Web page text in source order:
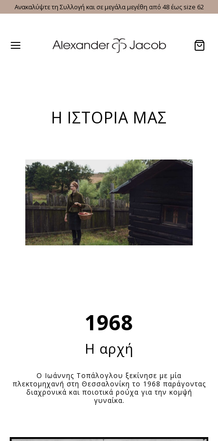
Ανακαλύψτε τη Συλλογή και σε μεγάλα μεγέθη από 48 έως size 62
Η ΙΣΤΟΡΙΑ ΜΑΣ
1968
Η αρχή
Ο Ιωάννης Τοπάλογλου ξεκίνησε με μία
πλεκτομηχανή στη Θεσσαλονίκη το 1968 παράγοντας
διαχρονικά και ποιοτικά ρούχα για την κομψή
γυναίκα.